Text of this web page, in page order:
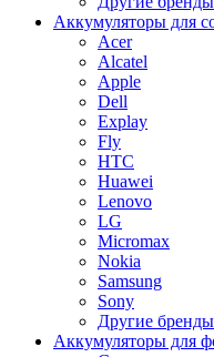
Аккумуляторы для
Acer
Alcatel
Apple
Dell
Explay
Fly
HTC
Huawei
Lenovo
LG
Micromax
Nokia
Samsung
Sony
Другие бренды
Аккумуляторы для